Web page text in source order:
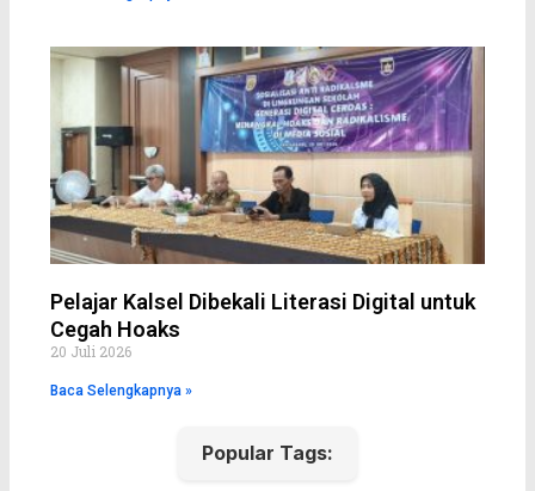
Pelajar Kalsel Dibekali Literasi Digital untuk
Cegah Hoaks
20 Juli 2026
Baca Selengkapnya »
Popular Tags: